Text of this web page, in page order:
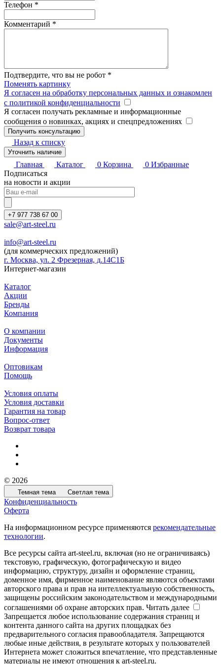
Телефон *
Комментарий *
Подтвердите, что вы не робот *
Поменять картинку
Я согласен на обработку персональных данных и ознакомлен
с политикой конфиденциальности
Я согласен получать рекламные и информационные
сообщения о новинках, акциях и спецпредложениях
Назад к списку
Уточнить наличие
Главная Каталог 0 Корзина 0 Избранные
Подписаться
на новости и акции
+7 977 738 67 00
sale@art-steel.ru
info@art-steel.ru
(для коммерческих предложений)
г. Москва, ул. 2 Фрезерная, д.14С1Б
Интернет-магазин
Каталог
Акции
Бренды
Компания
О компании
Документы
Информация
Оптовикам
Помощь
Условия оплаты
Условия доставки
Гарантия на товар
Вопрос-ответ
Возврат товара
© 2026
Темная тема Светлая тема
Конфиденциальность
Оферта
На информационном ресурсе применяются рекомендательные
технологии.
Все ресурсы сайта art-steel.ru, включая (но не ограничиваясь)
текстовую, графическую, фотографическую и видео
информацию, структуру, дизайн и оформление страниц,
доменное имя, фирменное наименование являются объектами
авторского права и прав на интеллектуальную собственность,
защищены российским законодательством и международными
соглашениями об охране авторских прав. Читать далее
Запрещается любое использование содержания страниц и
контента данного сайта на других площадках без
предварительного согласия правообладателя. Запрещаются
любые иные действия, в результате которых у пользователей
Интернета может сложиться впечатление, что представленные
материалы не имеют отношения к art-steel.ru.